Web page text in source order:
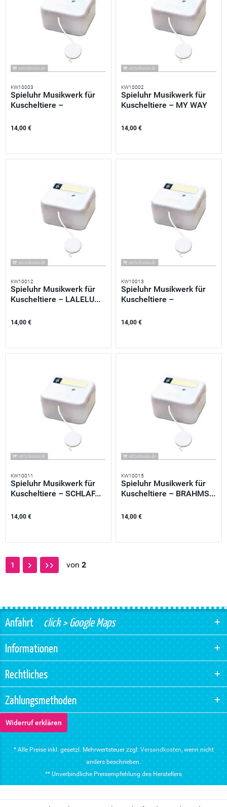
KW10003
Spieluhr Musikwerk für
Kuscheltiere –
14,00 €
KW10002
Spieluhr Musikwerk für
Kuscheltiere – MY WAY
14,00 €
KW10012
Spieluhr Musikwerk für
Kuscheltiere – LALELU...
14,00 €
KW10013
Spieluhr Musikwerk für
Kuscheltiere –
14,00 €
KW10011
Spieluhr Musikwerk für
Kuscheltiere – SCHLAF...
14,00 €
KW10015
Spieluhr Musikwerk für
Kuscheltiere – BRAHMS...
14,00 €
1 von 2
Anfahrtclick > Google Maps
Informationen
Rechtliches
Zahlungsmethoden
Widerruf erklären
* Alle Preise inkl. gesetzl. Mehrwertsteuer zzgl. Versandkosten, wenn nicht
anders beschrieben.
** Unverbindliche Preisempfehlung des Herstellers